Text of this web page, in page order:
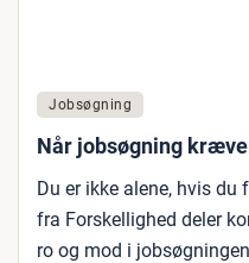
Jobsøgning
Når jobsøgning
Du er ikke alene, hvis du
fra Forskellighed deler
ro og mod i